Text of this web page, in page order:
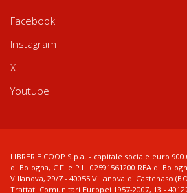
Facebook
Instagram
X
Youtube
LIBRERIE.COOP S.p.a. - capitale sociale euro
di Bologna, C.F. e P.I.: 02591561200 REA di
Villanova, 29/7 - 40055 Villanova di Castenaso
Trattati Comunitari Europei 1957-2007, 13 -